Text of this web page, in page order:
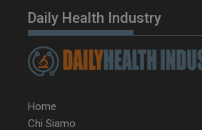
Daily Health Industry
Home
Chi Siamo
CookieScriptConsent
CookieScript